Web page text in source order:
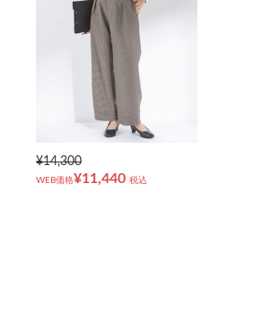
¥14,300
WEB価格¥11,440 税込